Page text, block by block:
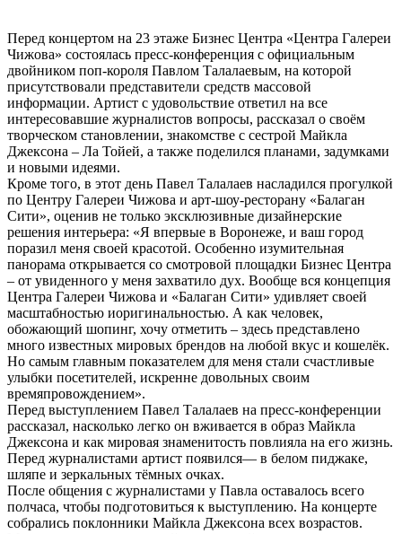
Перед концертом на 23 этаже Бизнес Центра «Центра Галереи
Чижова» состоялась пресс-конференция с официальным
двойником поп-короля Павлом Талалаевым, на которой
присутствовали представители средств массовой
информации. Артист с удовольствие ответил на все
интересовавшие журналистов вопросы, рассказал о своём
творческом становлении, знакомстве с сестрой Майкла
Джексона – Ла Тойей, а также поделился планами, задумками
и новыми идеями.
Кроме того, в этот день Павел Талалаев насладился прогулкой
по Центру Галереи Чижова и арт-шоу-ресторану «Балаган
Сити», оценив не только эксклюзивные дизайнерские
решения интерьера: «Я впервые в Воронеже, и ваш город
поразил меня своей красотой. Особенно изумительная
панорама открывается со смотровой площадки Бизнес Центра
– от увиденного у меня захватило дух. Вообще вся концепция
Центра Галереи Чижова и «Балаган Сити» удивляет своей
масштабностью иоригинальностью. А как человек,
обожающий шопинг, хочу отметить – здесь представлено
много известных мировых брендов на любой вкус и кошелёк.
Но самым главным показателем для меня стали счастливые
улыбки посетителей, искренне довольных своим
времяпровождением».
Перед выступлением Павел Талалаев на пресс-конференции
рассказал, насколько легко он вживается в образ Майкла
Джексона и как мировая знаменитость повлияла на его жизнь.
Перед журналистами артист появился— в белом пиджаке,
шляпе и зеркальных тёмных очках.
После общения с журналистами у Павла оставалось всего
полчаса, чтобы подготовиться к выступлению. На концерте
собрались поклонники Майкла Джексона всех возрастов.